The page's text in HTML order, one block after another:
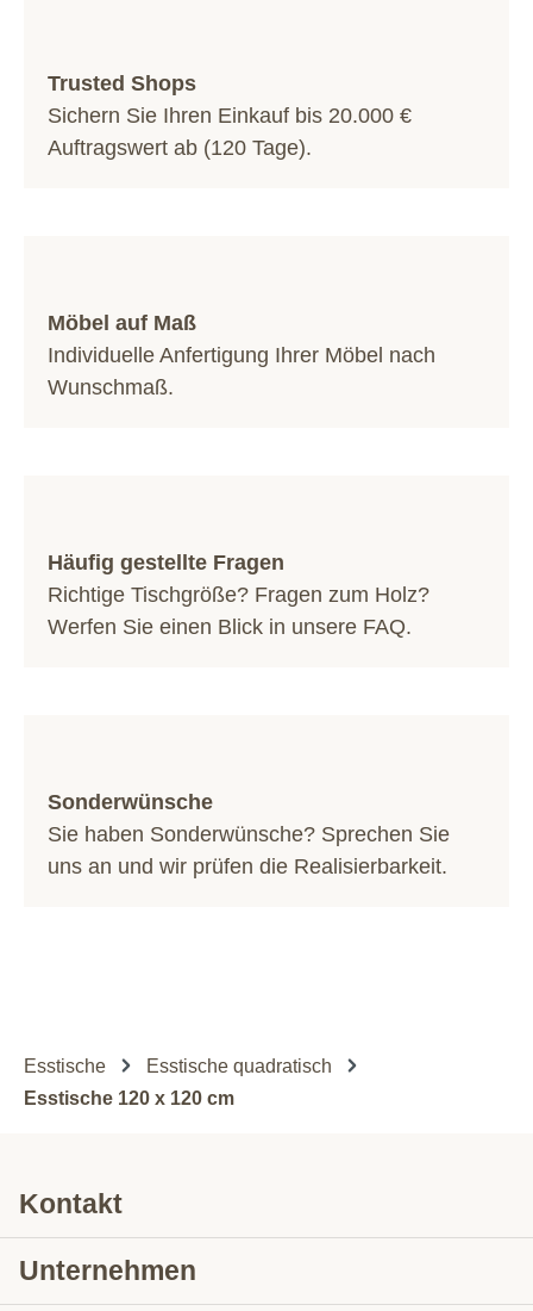
Trusted Shops
Sichern Sie Ihren Einkauf bis 20.000 €
Auftragswert ab (120 Tage).
Möbel auf Maß
Individuelle Anfertigung Ihrer Möbel nach
Wunschmaß.
Häufig gestellte Fragen
Richtige Tischgröße? Fragen zum Holz?
Werfen Sie einen Blick in unsere FAQ.
Sonderwünsche
Sie haben Sonderwünsche? Sprechen Sie
uns an und wir prüfen die Realisierbarkeit.
Esstische
Esstische quadratisch
Esstische 120 x 120 cm
Kontakt
Unternehmen